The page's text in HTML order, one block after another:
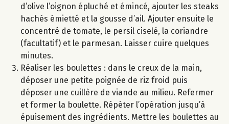
d’olive l’oignon épluché et émincé, ajouter les steaks
hachés émietté et la gousse d’ail. Ajouter ensuite le
concentré de tomate, le persil ciselé, la coriandre
(facultatif) et le parmesan. Laisser cuire quelques
minutes.
Réaliser les boulettes : dans le creux de la main,
déposer une petite poignée de riz froid puis
déposer une cuillère de viande au milieu. Refermer
et former la boulette. Répéter l’opération jusqu’à
épuisement des ingrédients. Mettre les boulettes au